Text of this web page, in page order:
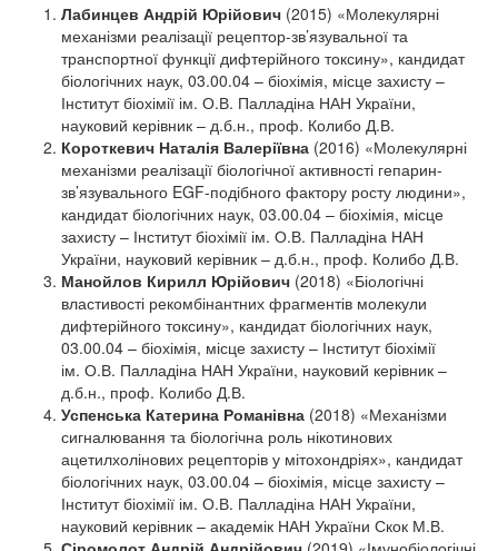
Лабинцев Андрій Юрійович (2015) «Молекулярні
механізми реалізації рецептор-зв’язувальної та
транспортної функції дифтерійного токсину», кандидат
біологічних наук, 03.00.04 – біохімія, місце захисту –
Інститут біохімії ім. О.В. Палладіна НАН України,
науковий керівник – д.б.н., проф. Колибо Д.В.
Короткевич Наталія Валеріївна (2016) «Молекулярні
механізми реалізації біологічної активності гепарин-
зв’язувального EGF-подібного фактору росту людини»,
кандидат біологічних наук, 03.00.04 – біохімія, місце
захисту – Інститут біохімії ім. О.В. Палладіна НАН
України, науковий керівник – д.б.н., проф. Колибо Д.В.
Манойлов Кирилл Юрійович (2018) «Біологічні
властивості рекомбінантних фрагментів молекули
дифтерійного токсину», кандидат біологічних наук,
03.00.04 – біохімія, місце захисту – Інститут біохімії
ім. О.В. Палладіна НАН України, науковий керівник –
д.б.н., проф. Колибо Д.В.
Успенська Катерина Романівна (2018) «Механізми
сигналювання та біологічна роль нікотинових
ацетилхолінових рецепторів у мітохондріях», кандидат
біологічних наук, 03.00.04 – біохімія, місце захисту –
Інститут біохімії ім. О.В. Палладіна НАН України,
науковий керівник – академік НАН України Скок М.В.